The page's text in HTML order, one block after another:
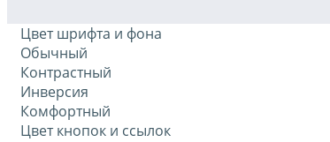
Цвет шрифта и фона
Обычный
Контрастный
Инверсия
Комфортный
Цвет кнопок и ссылок